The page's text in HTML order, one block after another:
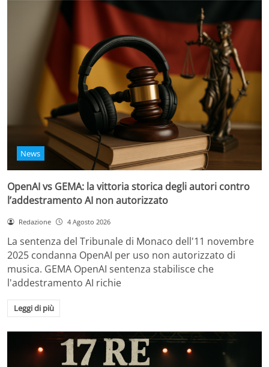
News
OpenAI vs GEMA: la vittoria storica degli autori contro
l’addestramento AI non autorizzato
Redazione 4 Agosto 2026
La sentenza del Tribunale di Monaco dell'11 novembre
2025 condanna OpenAI per uso non autorizzato di
musica. GEMA OpenAI sentenza stabilisce che
l'addestramento AI richie
Leggi di più